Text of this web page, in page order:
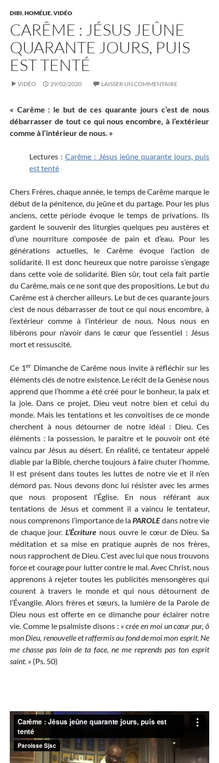
DIBI,HOMÉLIE,VIDÉO
CARÊME : JÉSUS JEÛNE
QUARANTE JOURS, PUIS
EST TENTÉ
VIDÉO 29/02/2020 LAISSER UN COMMENTAIRE
« Carême : le but de ces quarante jours c’est de nous
débarrasser de tout ce qui nous encombre, à l’extérieur
comme à l’intérieur de nous. »
Lectures :Carême : Jésus jeûne quarante jours, puis
est tenté
Chers Frères, chaque année, le temps de Carême marque le
début de la pénitence, du jeûne et du partage. Pour les plus
anciens, cette période évoque le temps de privations. Ils
gardent le souvenir des liturgies quelques peu austères et
d’une nourriture composée de pain et d’eau. Pour les
générations actuelles, le Carême évoque l’action de
solidarité. Il est donc heureux que notre paroisse s’engage
dans cette voie de solidarité. Bien sûr, tout cela fait partie
du Carême, mais ce ne sont que des propositions. Le but du
Carême est à chercher ailleurs. Le but de ces quarante jours
c’est de nous débarrasser de tout ce qui nous encombre, à
l’extérieur comme à l’intérieur de nous. Nous nous en
libérons pour n’avoir dans le cœur que l’essentiel : Jésus
mort et ressuscité.
Ce 1erDimanche de Carême nous invite à réfléchir sur les
éléments clés de notre existence. Le récit de la Genèse nous
apprend que l’homme a été créé pour le bonheur, la paix et
la joie. Dans ce projet, Dieu veut notre bien et celui du
monde. Mais les tentations et les convoitises de ce monde
cherchent à nous détourner de notre idéal : Dieu. Ces
éléments : la possession, le paraitre et le pouvoir ont été
vaincu par Jésus au désert. En réalité, ce tentateur appelé
diable par la Bible, cherche toujours à faire chuter l’homme.
Il est présent dans toutes les luttes de notre vie et il n’en
démord pas. Nous devons donc lui résister avec les armes
que nous proposent l’Église. En nous référant aux
tentations de Jésus et comment il a vaincu le tentateur,
nous comprenons l’importance de laPAROLEdans notre vie
de chaque jour.L’Écriture nous ouvre le cœur de Dieu. Sa
méditation et sa mise en pratique auprès de nos frères,
nous rapprochent de Dieu. C’est avec lui que nous trouvons
force et courage pour lutter contre le mal. Avec Christ, nous
apprenons à rejeter toutes les publicités mensongères qui
courent à travers le monde et qui nous détournent de
l’Évangile. Alors frères et sœurs, la lumière de la Parole de
Dieu nous est offerte en ce dimanche pour éclairer notre
vie. Comme le psalmiste disons : « crée en moi un cœur pur, ô
mon Dieu, renouvelle et raffermis au fond de moi mon esprit. Ne
me chasse pas loin de ta face, ne me reprends pas ton esprit
saint. » (Ps. 50)